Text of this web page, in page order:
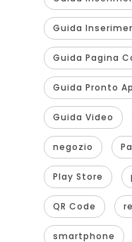
Guida
Guida Pagina
Guida Pronto
Guida Video
negozio
Play Store
QR Code
smartphone